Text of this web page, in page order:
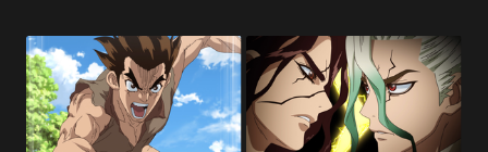
光で覆われ、世界中の人類が一瞬に
して全て“石化”してしまう謎の現象
が起こる……！！それから約3700年
後--。文明が全て消えたストーンワ
ールドで、石化から解放された大
樹。
全て消えたストーンワールドで何度
も実験を繰り返し、遂に石化を解
く“復活液”を完成させた。まずは、
幼馴染の杠を復活させようと試みる
2人だが…。